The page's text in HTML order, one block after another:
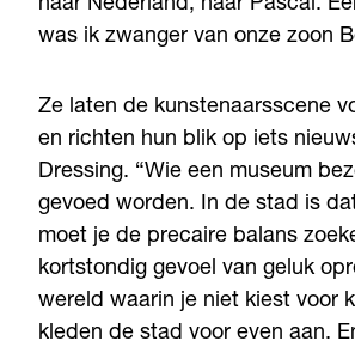
naar Nederland, naar Pascal.
was ik zwanger van onze zoon
Ze laten de kunstenaarsscene
en richten hun blik op iets
Dressing. “Wie een museum
gevoed worden. In de stad is
moet je de precaire balans
kortstondig gevoel van geluk
wereld waarin je niet kiest voor
kleden de stad voor even aan.